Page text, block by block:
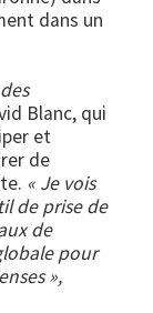
dans un
Blanc, qui
et
de
« Je vois
de prise de
de
pour
»,